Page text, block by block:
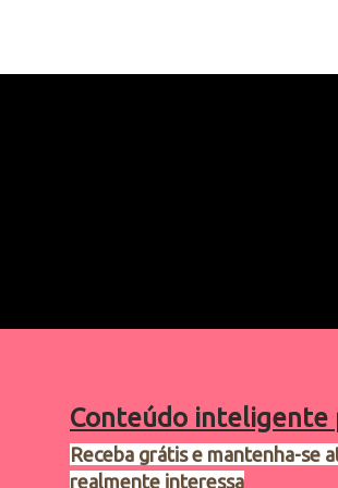
Conteúdo inteligente
Receba grátis e mantenha-se
realmente interessa